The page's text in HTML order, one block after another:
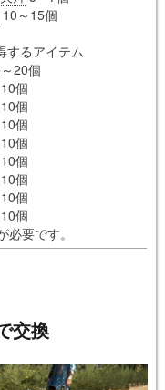
10～15個
するアイテム
20個
個
個
個
個
個
個
個
個
要です。
交換